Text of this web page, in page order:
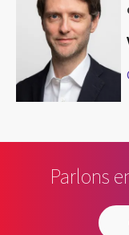
Parlons